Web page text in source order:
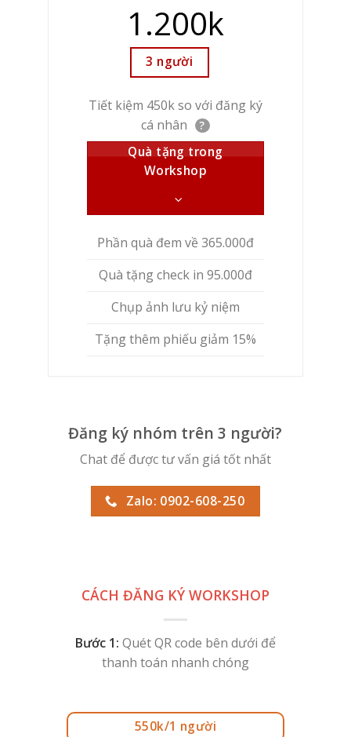
1.200k
3 người
Tiết kiệm 450k so với đăng ký
cá nhân
?
Quà tặng trong
Workshop
Phần quà đem về 365.000đ
Quà tặng check in 95.000đ
Chụp ảnh lưu kỷ niệm
Tặng thêm phiếu giảm 15%
Đăng ký nhóm trên 3 người?
Chat để được tư vấn giá tốt nhất
Zalo: 0902-608-250
CÁCH ĐĂNG KÝ WORKSHOP
Bước 1: Quét QR code bên dưới để
thanh toán nhanh chóng
550k/1 người